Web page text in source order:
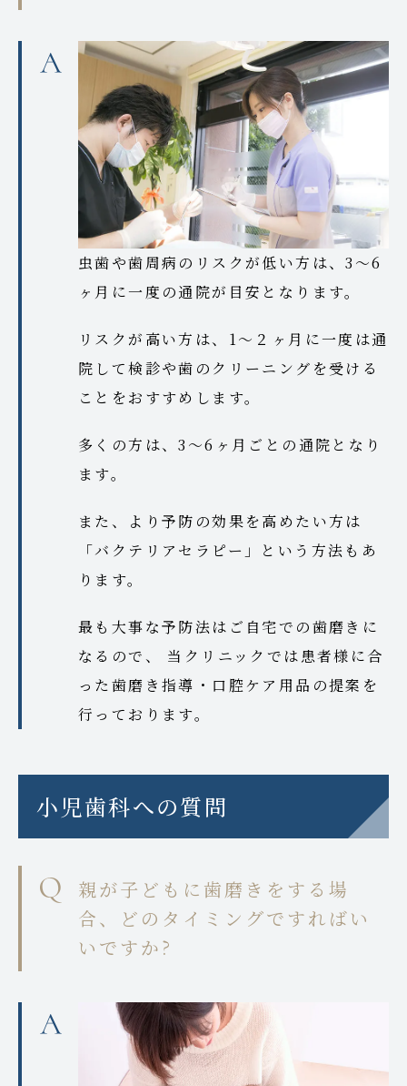
虫歯や歯周病のリスクが低い方は、3～6
ヶ月に一度の通院が目安となります。
リスクが高い方は、1～２ヶ月に一度は通
院して検診や歯のクリーニングを受ける
ことをおすすめします。
多くの方は、3～6ヶ月ごとの通院となり
ます。
また、より予防の効果を高めたい方は
「バクテリアセラピー」という方法もあ
ります。
最も大事な予防法はご自宅での歯磨きに
なるので、 当クリニックでは患者様に合
った歯磨き指導・口腔ケア用品の提案を
行っております。
小児歯科への質問
親が子どもに歯磨きをする場
合、どのタイミングですればい
いですか?